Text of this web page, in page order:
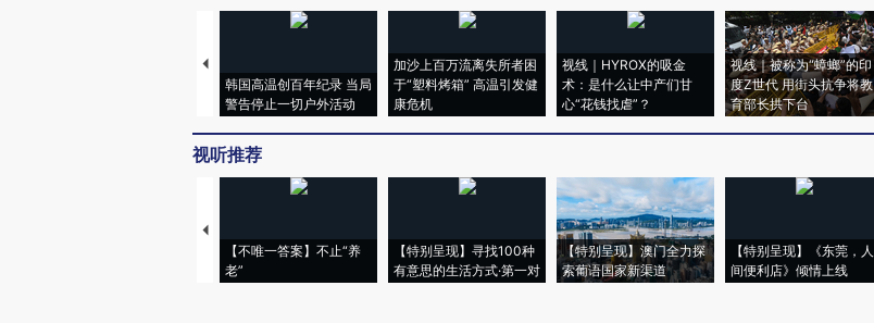
韩国高温创百年纪录 当局
警告停止一切户外活动
加沙上百万流离失所者困
于“塑料烤箱” 高温引发健
康危机
视线｜HYROX的吸金
术：是什么让中产们甘
心“花钱找虐”？
视线｜被称为“蟑螂”的印
度Z世代 用街头抗争将教
育部长拱下台
视听推荐
【不唯一答案】不止“养
老”
【特别呈现】寻找100种
有意思的生活方式·第一对
【特别呈现】澳门全力探
索葡语国家新渠道
【特别呈现】《东莞，人
间便利店》倾情上线